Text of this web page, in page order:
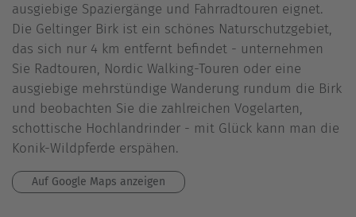
ausgiebige Spaziergänge und Fahrradtouren eignet.
Die Geltinger Birk ist ein schönes Naturschutzgebiet,
das sich nur 4 km entfernt befindet - unternehmen
Sie Radtouren, Nordic Walking-Touren oder eine
ausgiebige mehrstündige Wanderung rundum die Birk
und beobachten Sie die zahlreichen Vogelarten,
schottische Hochlandrinder - mit Glück kann man die
Konik-Wildpferde erspähen.
Auf Google Maps anzeigen